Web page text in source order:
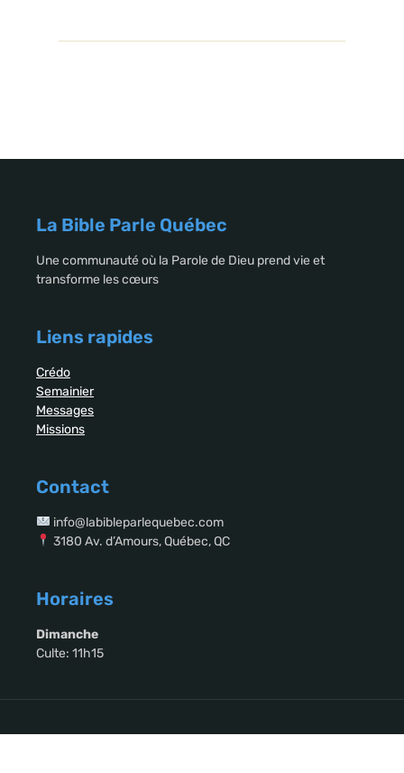
La Bible Parle Québec
Une communauté où la Parole de Dieu prend vie et
transforme les cœurs
Liens rapides
Crédo
Semainier
Messages
Missions
Contact
info@labibleparlequebec.com
3180 Av. d’Amours, Québec, QC
Horaires
Dimanche
Culte: 11h15